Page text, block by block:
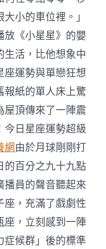
小的車位裡。」
放《小星星》的嬰
生活，比他想象中
座運勢與單戀狂想
報紙的單人床上驚
屋頂傳來了一陣震
今日星座運勢超級
網由於月球剛剛打
的百分之九十九點
播員的聲音聽起來
座，充滿了戲劇性
座，立刻感到一陣
症候群」後的標準